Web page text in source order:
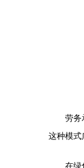
劳务
这种模式
在绿